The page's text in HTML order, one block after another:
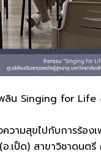
ลิน Singing for Life
ามสุขไปกับการร้อง
ด) สาขาวิชาดนตรี